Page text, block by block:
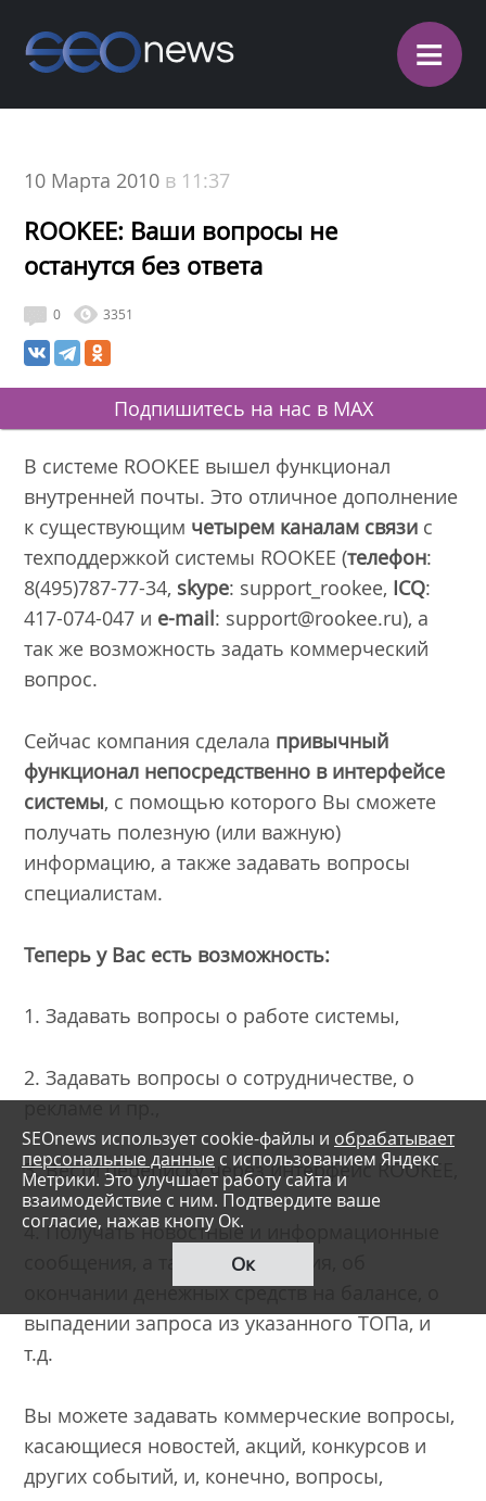
≡
10 Марта 2010 в 11:37
ROOKEE: Ваши вопросы не
останутся без ответа
0 3351
Подпишитесь на нас в MAX
В системе ROOKEE вышел функционал
внутренней почты. Это отличное дополнение
к существующим четырем каналам связи с
техподдержкой системы ROOKEE (телефон:
8(495)787-77-34, skype: support_rookee, IСQ:
417-074-047 и e-mail: support@rookee.ru), а
так же возможность задать коммерческий
вопрос.
Сейчас компания сделала привычный
функционал непосредственно в интерфейсе
системы, с помощью которого Вы сможете
получать полезную (или важную)
информацию, а также задавать вопросы
специалистам.
Теперь у Вас есть возможность:
1. Задавать вопросы о работе системы,
2. Задавать вопросы о сотрудничестве, о
рекламе и пр.,
3. Вести переписку через интерфейс ROOKEE,
4. Получать новостные и информационные
сообщения, а так же сообщения, об
окончании денежных средств на балансе, о
выпадении запроса из указанного ТОПа, и
т.д.
Вы можете задавать коммерческие вопросы,
касающиеся новостей, акций, конкурсов и
других событий, и, конечно, вопросы,
SEOnews использует cookie-файлы и обрабатывает
персональные данные с использованием Яндекс
Метрики. Это улучшает работу сайта и
взаимодействие с ним. Подтвердите ваше
согласие, нажав кнопу Ок.
Ок